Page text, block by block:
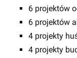
6 projektów
6 projektów
4 projekty
4 projekty